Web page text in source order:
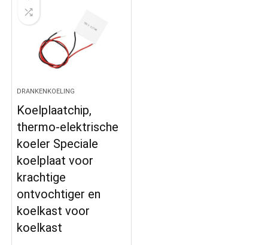
DRANKENKOELING
Koelplaatchip,
thermo-elektrische
koeler Speciale
koelplaat voor
krachtige
ontvochtiger en
koelkast voor
koelkast